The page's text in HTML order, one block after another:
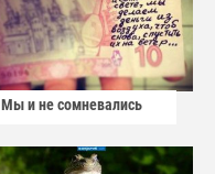
Мы и не сомневались